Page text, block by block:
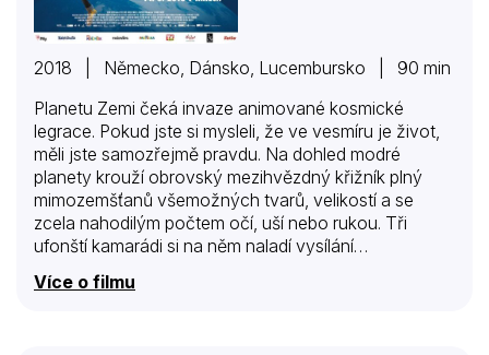
2018 | Německo, Dánsko, Lucembursko | 90 min
Planetu Zemi čeká invaze animované kosmické
legrace. Pokud jste si mysleli, že ve vesmíru je život,
měli jste samozřejmě pravdu. Na dohled modré
planety krouží obrovský mezihvězdný křižník plný
mimozemšťanů všemožných tvarů, velikostí a se
zcela nahodilým počtem očí, uší nebo rukou. Tři
ufonští kamarádi si na něm naladí vysílání
teleshoppingu a okamžitě se zamilují do speciální,
bezkonkurenčně nejlepší masážní matrace za tu
Více o filmu